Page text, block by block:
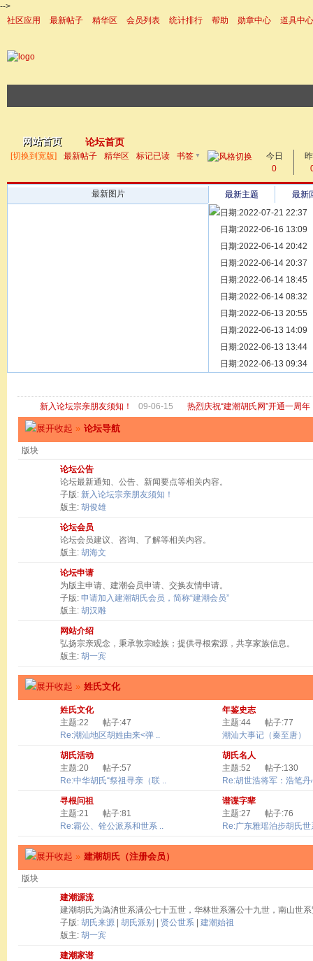
-->
社区应用
最新帖子 精华区 会员列表 统计排行 帮助 勋章中心
道具中心
网站首页 论坛首页
帖子
[切换到宽版] 最新帖子 精华区 标记已读 书签 ▼
今日
0
最新图片 最新主题
最新
日期:2022-07-21 22:37
[ 宗亲新闻 ] 同为宗亲，
日期:2022-06-16 13:09
[ 族谱知识 ] 漫话辈份
日期:2022-06-14 20:42
[ 族谱知识 ] 修族谱的用
日期:2022-06-14 20:37
[ 族谱知识 ] 一元等于多
日期:2022-06-14 18:45
[ 散文随笔 ] 写给远在天
日期:2022-06-14 08:32
[ 宗亲新闻 ] 关于“金鸡落
日期:2022-06-13 20:55
[ 庙堂宗祠 ] 洽礼祖祠
日期:2022-06-13 14:09
[ 庙堂宗祠 ] 京华胡氏二
日期:2022-06-13 13:44
[ 庙堂宗祠 ] 祖祠、家庙
日期:2022-06-13 09:34
新入论坛宗亲朋友须知！ 09-06-15 热烈庆祝“建潮胡氏网”开通一周年
» 论坛导航
版块
论坛公告
论坛最新通知、公告、新闻要点等相关内容。
子版: 新入论坛宗亲朋友须知！
版主: 胡俊雄
论坛会员
论坛会员建议、咨询、了解等相关内容。
版主: 胡海文
论坛申请
为版主申请、建潮会员申请、交换友情申请。
子版: 申请加入建潮胡氏会员，简称“建潮会员”
版主: 胡汉雕
网站介绍
弘扬宗亲观念，秉承敦宗睦族；提供寻根索源，共享家族信息。
版主: 胡一宾
» 姓氏文化
姓氏文化
主题:22
帖子:47
Re:潮汕地区胡姓由来<弹 ..
年鉴史志
主题:44
帖子:77
潮汕大事记（秦至唐）
胡氏活动
主题:20
帖子:57
Re:中华胡氏“祭祖寻亲（联 ..
胡氏名人
主题:52
帖子:130
Re:胡世浩将军：浩笔丹
寻根问祖
主题:21
帖子:81
Re:霸公、铨公派系和世系 ..
谱谍字辈
主题:27
帖子:76
Re:广东雅瑶泊步胡氏世
» 建潮胡氏（注册会员）
版块
建潮源流
建潮胡氏为溈汭世系满公七十五世，华林世系藩公十九世，南山世
子版: 胡氏来源 胡氏派别 贤公世系
建潮始祖
版主: 胡一宾
建潮家谱